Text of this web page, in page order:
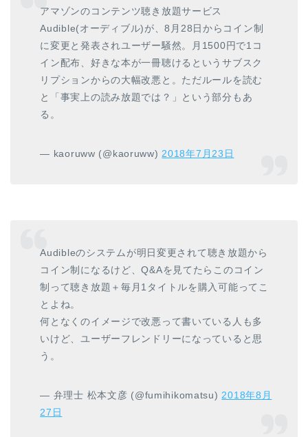
アマゾンのコンテンツ聴き放題サービス
Audible(オーディブル)が、8月28日からコイン制
に変更と発表されユーザー騒然。月1500円で1コ
イン配布、好きな本が一冊聴けるというサブスク
リプションからの大幅改悪と。ただルールを読む
と「事実上の読み放題では？」という部分もあ
る。
— kaoruww (@kaoruww)2018年7月23日
Audibleのシステムが明日変更されて聴き放題から
コイン制になるけど、Q&Aを見てたらこのコイン
制って聴き放題＋毎月1タイトルを購入可能ってこ
とよね。
何となくのイメージで改悪って書いている人も多
いけど、ユーザーフレンドリーになっていると思
う。
— 弁理士 松本文彦 (@fumihikomatsu) 2018年8月
27日